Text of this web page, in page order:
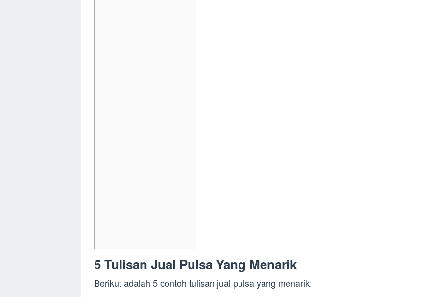
5 Tulisan Jual Pulsa Yang Menarik
Berikut adalah 5 contoh tulisan jual pulsa yang menarik: